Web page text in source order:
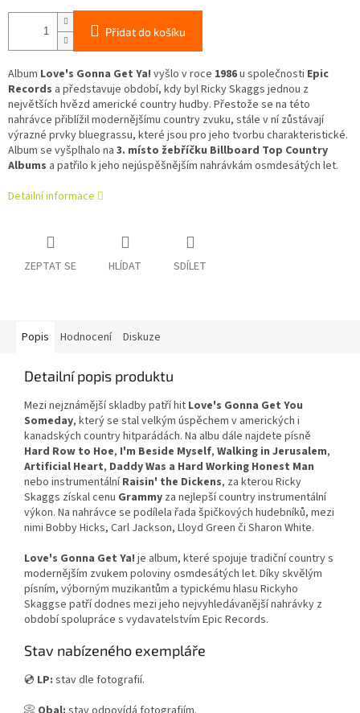
Přidat do košíku
Album Love's Gonna Get Ya! vyšlo v roce 1986u společnosti Epic
Records a představuje období, kdy byl Ricky Skaggs jednou z
největších hvězd americké country hudby. Přestože se na této
nahrávce přiblížil modernějšímu country zvuku, stále v ní zůstávají
výrazné prvky bluegrassu, které jsou pro jeho tvorbu charakteristické.
Album se vyšplhalo na 3. místo žebříčku Billboard Top Country
Albums a patřilo k jeho nejúspěšnějším nahrávkám osmdesátých let.
Detailní informace
ZEPTAT SE HLÍDAT SDÍLET
Popis Hodnocení Diskuze
Detailní popis produktu
Mezi nejznámější skladby patří hit Love's Gonna Get You
Someday, který se stal velkým úspěchem v amerických i
kanadských country hitparádách. Na albu dále najdete písně
Hard Row to Hoe, I'm Beside Myself, Walking in Jerusalem,
Artificial Heart, Daddy Was a Hard Working Honest Man
nebo instrumentálníRaisin' the Dickens, za kterou Ricky
Skaggs získal cenu Grammy za nejlepší country instrumentální
výkon. Na nahrávce se podílela řada špičkových hudebníků, mezi
nimi Bobby Hicks, Carl Jackson, Lloyd Green či Sharon White.
Love's Gonna Get Ya! je album, které spojuje tradiční country s
modernějším zvukem poloviny osmdesátých let. Díky skvělým
písním, výborným muzikantům a typickému hlasu Rickyho
Skaggse patří dodnes mezi jeho nejvyhledávanější nahrávky z
období spolupráce s vydavatelstvím Epic Records.
Stav nabízeného exempláře
💿 LP: stav dle fotografií.